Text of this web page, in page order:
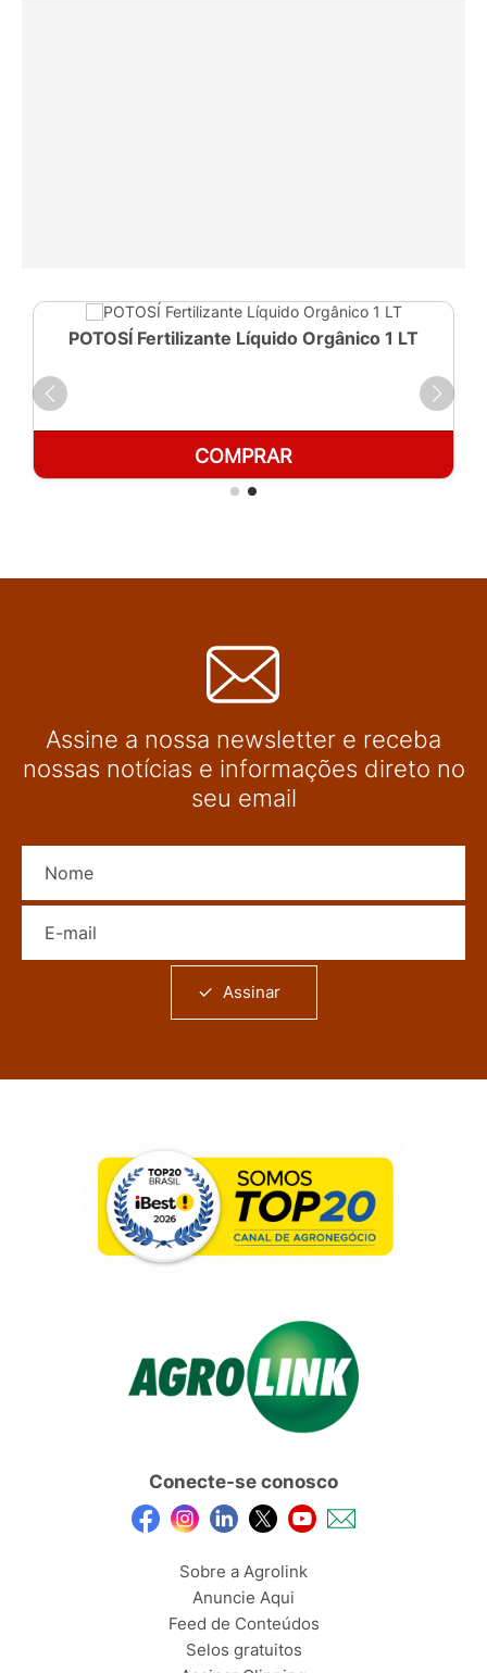
POTOSÍ Fertilizante Líquido Orgânico 1 LT
COMPRAR
Assine a nossa newsletter e receba
nossas notícias e informações direto no
seu email
Assinar
Conecte-se conosco
Sobre a Agrolink
Anuncie Aqui
Feed de Conteúdos
Selos gratuitos